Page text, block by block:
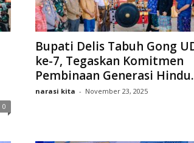
0
Bupati Delis Tabuh Gong
ke-7, Tegaskan Komitmen
Pembinaan Generasi
narasi kita - November 23, 2025